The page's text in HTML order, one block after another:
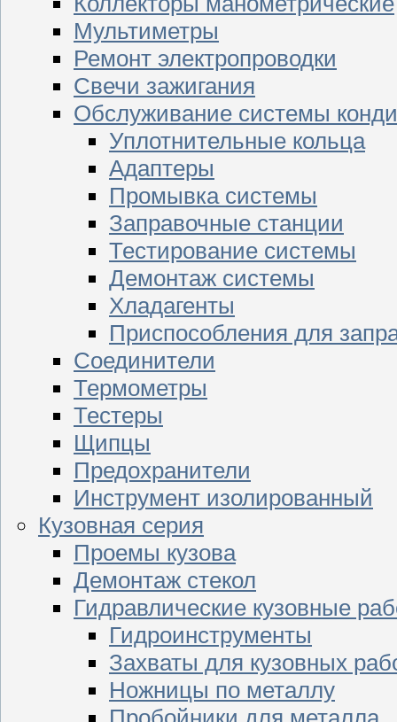
Мультиметры
Ремонт электропроводки
Свечи зажигания
Обслуживание системы
Уплотнительные кольца
Адаптеры
Промывка системы
Заправочные станции
Тестирование системы
Демонтаж системы
Хладагенты
Приспособления для
Соединители
Термометры
Тестеры
Щипцы
Предохранители
Инструмент изолированный
Кузовная серия
Проемы кузова
Демонтаж стекол
Гидравлические кузовные
Гидроинструменты
Захваты для кузовных
Ножницы по металлу